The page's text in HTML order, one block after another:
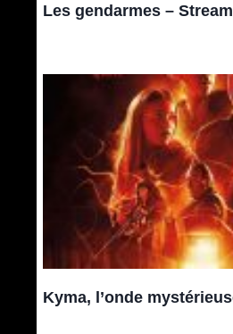
Les gendarmes –
Kyma, l’onde